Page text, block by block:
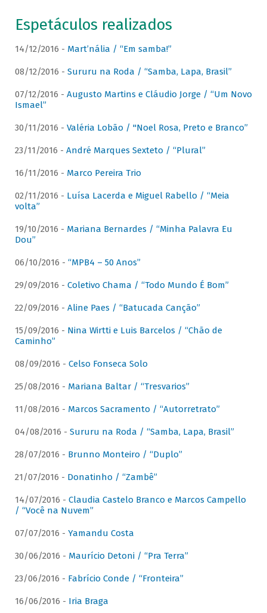
Espetáculos realizados
14/12/2016 - Mart’nália / “Em samba!”
08/12/2016 - Sururu na Roda / “Samba, Lapa, Brasil”
07/12/2016 - Augusto Martins e Cláudio Jorge / “Um Novo
Ismael”
30/11/2016 - Valéria Lobão / "Noel Rosa, Preto e Branco”
23/11/2016 - André Marques Sexteto / “Plural”
16/11/2016 - Marco Pereira Trio
02/11/2016 - Luísa Lacerda e Miguel Rabello / “Meia
volta”
19/10/2016 - Mariana Bernardes / “Minha Palavra Eu
Dou”
06/10/2016 - “MPB4 – 50 Anos”
29/09/2016 - Coletivo Chama / “Todo Mundo É Bom”
22/09/2016 - Aline Paes / “Batucada Canção”
15/09/2016 - Nina Wirtti e Luis Barcelos / “Chão de
Caminho”
08/09/2016 - Celso Fonseca Solo
25/08/2016 - Mariana Baltar / “Tresvarios”
11/08/2016 - Marcos Sacramento / “Autorretrato”
04/08/2016 - Sururu na Roda / “Samba, Lapa, Brasil”
28/07/2016 - Brunno Monteiro / “Duplo”
21/07/2016 - Donatinho / “Zambê”
14/07/2016 - Claudia Castelo Branco e Marcos Campello
/ “Você na Nuvem”
07/07/2016 - Yamandu Costa
30/06/2016 - Maurício Detoni / “Pra Terra”
23/06/2016 - Fabrício Conde / “Fronteira”
16/06/2016 - Iria Braga